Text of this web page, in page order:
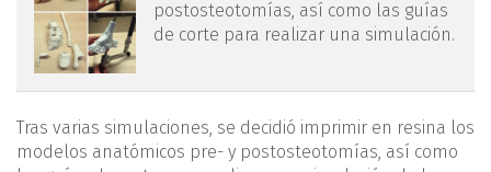
postosteotomías, así como las guías
de corte para realizar una simulación.
Tras varias simulaciones, se decidió imprimir en resina los
modelos anatómicos pre- y post­osteotomías, así como